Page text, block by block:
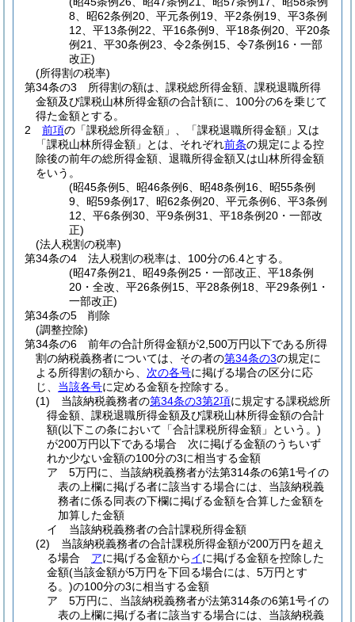
8、昭62条例20、平元条例19、平2条例19、平3条例
12、平13条例22、平16条例9、平18条例20、平20条
例21、平30条例23、令2条例15、令7条例16・一部
改正)
(所得割の税率)
第34条の3
所得割の額は、課税総所得金額、課税退職所得
金額及び課税山林所得金額の合計額に、100分の6を乗じて
得た金額とする。
2
前項の「課税総所得金額」、「課税退職所得金額」又は
「課税山林所得金額」とは、それぞれ前条の規定による控
除後の前年の総所得金額、退職所得金額又は山林所得金額
をいう。
(昭45条例5、昭46条例6、昭48条例16、昭55条例
9、昭59条例17、昭62条例20、平元条例6、平3条例
12、平6条例30、平9条例31、平18条例20・一部改
正)
(法人税割の税率)
第34条の4
法人税割の税率は、100分の6.4とする。
(昭47条例21、昭49条例25・一部改正、平18条例
20・全改、平26条例15、平28条例18、平29条例1・
一部改正)
第34条の5
削除
(調整控除)
第34条の6
前年の合計所得金額が2,500万円以下である所得
割の納税義務者については、その者の第34条の3の規定に
よる所得割の額から、 次の各号に掲げる場合の区分に応
じ、 当該各号に定める金額を控除する。
(1)
当該納税義務者の第34条の3第2項に規定する課税総所
得金額、課税退職所得金額及び課税山林所得金額の合計
額(以下この条において「合計課税所得金額」という。)
が200万円以下である場合 次に掲げる金額のうちいず
れか少ない金額の100分の3に相当する金額
ア
5万円に、当該納税義務者が法第314条の6第1号イの
表の上欄に掲げる者に該当する場合には、当該納税義
務者に係る同表の下欄に掲げる金額を合算した金額を
加算した金額
イ
当該納税義務者の合計課税所得金額
(2)
当該納税義務者の合計課税所得金額が200万円を超え
る場合 アに掲げる金額からイに掲げる金額を控除した
金額(当該金額が5万円を下回る場合には、5万円とす
る。)の100分の3に相当する金額
ア
5万円に、当該納税義務者が法第314条の6第1号イの
表の上欄に掲げる者に該当する場合には、当該納税義